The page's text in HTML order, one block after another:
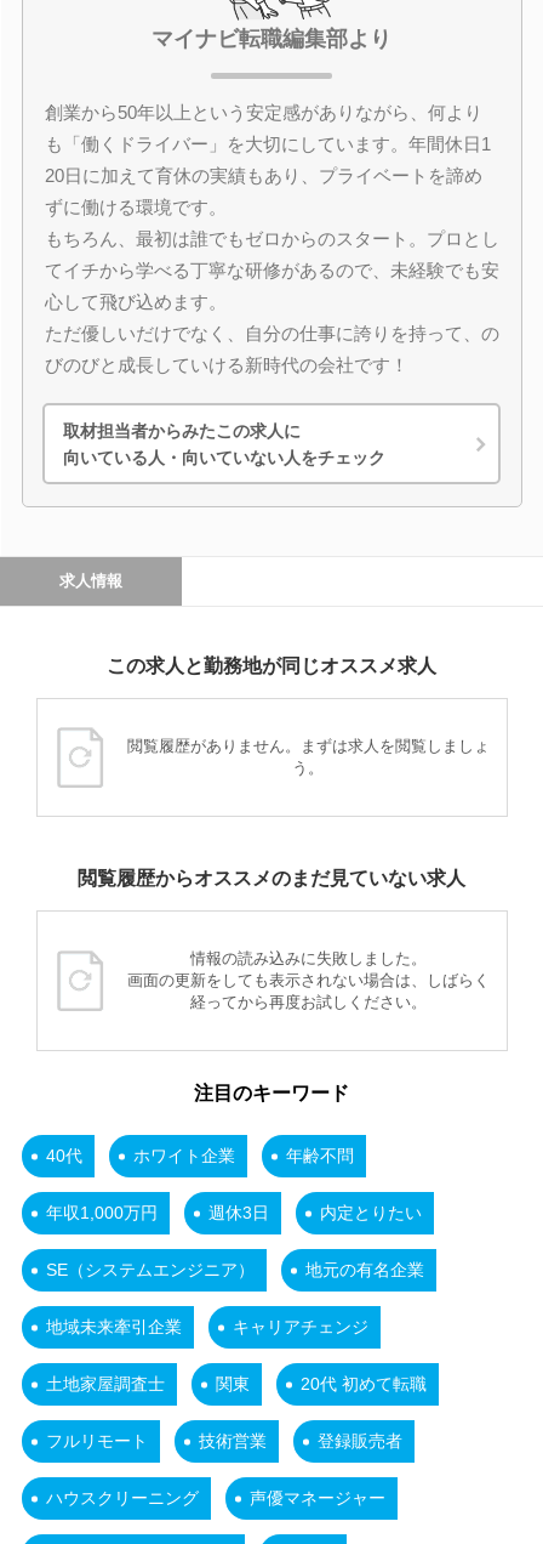
マイナビ転職編集部より
創業から50年以上という安定感がありながら、何より
も「働くドライバー」を大切にしています。年間休日1
20日に加えて育休の実績もあり、プライベートを諦め
ずに働ける環境です。
もちろん、最初は誰でもゼロからのスタート。プロとし
てイチから学べる丁寧な研修があるので、未経験でも安
心して飛び込めます。
ただ優しいだけでなく、自分の仕事に誇りを持って、の
びのびと成長していける新時代の会社です！
取材担当者からみたこの求人に
向いている人・向いていない人をチェック
求人情報
この求人と勤務地が同じオススメ求人
閲覧履歴がありません。まずは求人を閲覧しましょ
う。
閲覧履歴からオススメのまだ見ていない求人
情報の読み込みに失敗しました。
画面の更新をしても表示されない場合は、しばらく
経ってから再度お試しください。
注目のキーワード
40代 ホワイト企業 年齢不問
年収1,000万円 週休3日 内定とりたい
SE（システムエンジニア） 地元の有名企業
地域未来牽引企業 キャリアチェンジ
土地家屋調査士 関東 20代 初めて転職
フルリモート 技術営業 登録販売者
ハウスクリーニング 声優マネージャー